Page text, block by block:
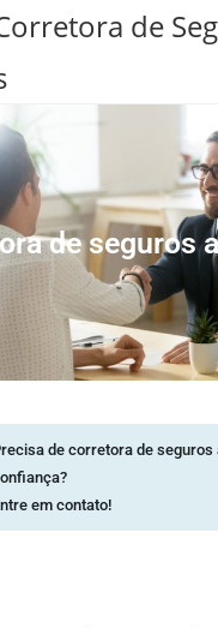
de
de seguros
de corretora de seguros
em contato!